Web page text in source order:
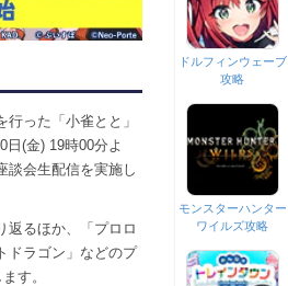
った「小雀とと」
(金) 19時00分よ
談会生配信を実施し
返るほか、「プロロ
ドラゴン」などのプ
す。
ドルフィンウェーブ
攻略
モンスターハンター
ワイルズ攻略